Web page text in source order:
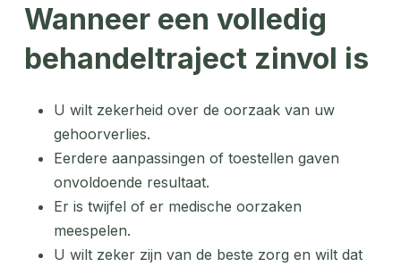
Wanneer een volledig
behandeltraject zinvol is
U wilt zekerheid over de oorzaak van uw
gehoorverlies.
Eerdere aanpassingen of toestellen gaven
onvoldoende resultaat.
Er is twijfel of er medische oorzaken
meespelen.
U wilt zeker zijn van de beste zorg en wilt dat